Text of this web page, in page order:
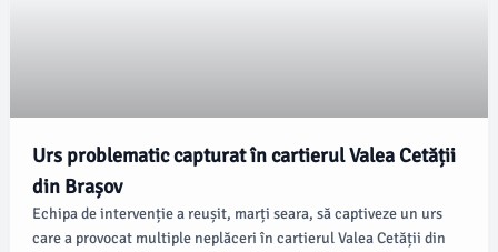
Urs problematic capturat în cartierul Valea Cetății
din Brașov
Echipa de intervenție a reușit, marți seara, să captiveze un urs
care a provocat multiple neplăceri în cartierul Valea Cetății din